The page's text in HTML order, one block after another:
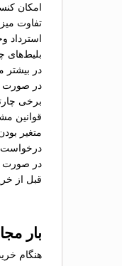
امکان
تفاوت
استرداد
بلیط‌های
در بیشتر
در صورت
برخی
قوانین
متغیر
درخواست
در صورت
قبل از
بار
هنگام